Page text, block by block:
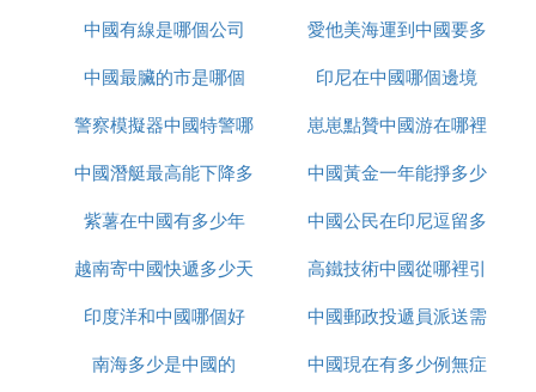
看
中國有線是哪個公司
愛他美海運到中國要多
久
中國最臟的市是哪個
印尼在中國哪個邊境
警察模擬器中國特警哪
裡下載
崽崽點贊中國游在哪裡
中國潛艇最高能下降多
少米
中國黃金一年能掙多少
錢
紫薯在中國有多少年
中國公民在印尼逗留多
久
越南寄中國快遞多少天
高鐵技術中國從哪裡引
進
印度洋和中國哪個好
中國郵政投遞員派送需
要多久
南海多少是中國的
中國現在有多少例無症